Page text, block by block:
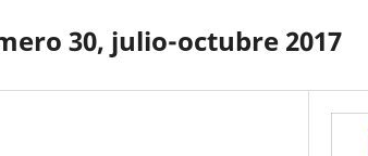
30, julio-octubre 2017